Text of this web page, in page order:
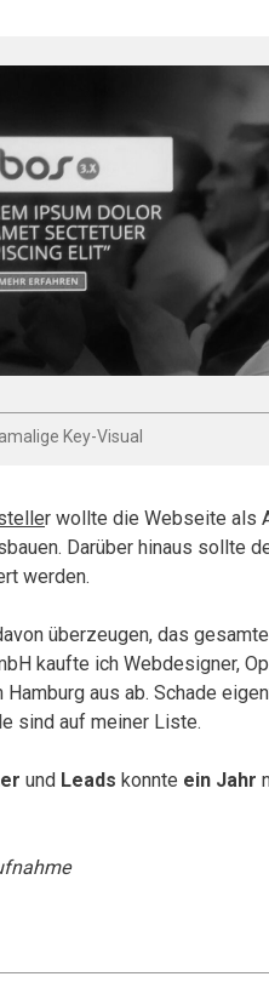
Key-Visual
r wollte die Webseite als
Darüber hinaus sollte
werden.
überzeugen, das
kaufte ich Webdesigner,
aus ab. Schade
sind auf meiner Liste.
und Leads konnte ein Jahr